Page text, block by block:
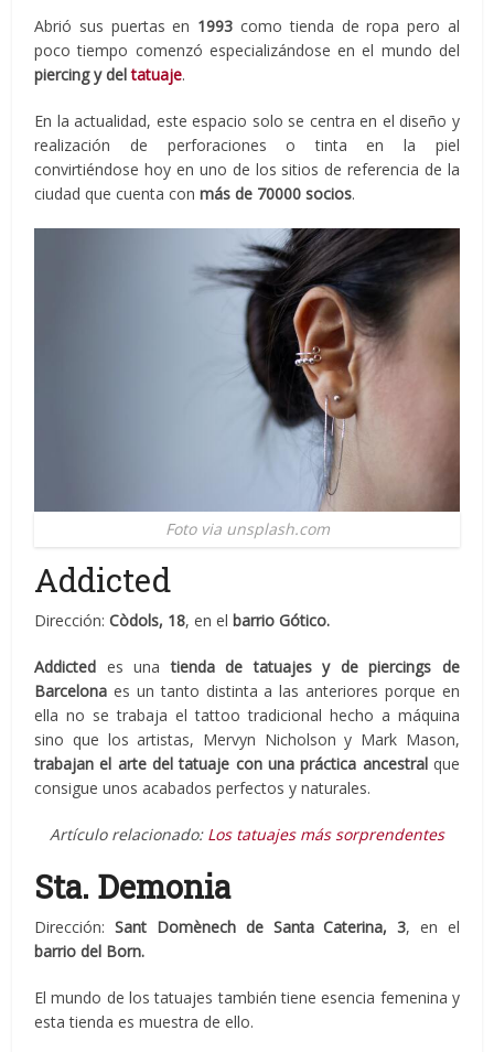
Abrió sus puertas en 1993 como tienda de ropa pero al
poco tiempo comenzó especializándose en el mundo del
piercing y deltatuaje.
En la actualidad, este espacio solo se centra en el diseño y
realización de perforaciones o tinta en la piel
convirtiéndose hoy en uno de los sitios de referencia de la
ciudad que cuenta conmás de 70000 socios.
Foto via unsplash.com
Addicted
Dirección:Còdols, 18, en el barrio Gótico.
Addicted es una tienda de tatuajes y de piercings de
Barcelona es un tanto distinta a las anteriores porque en
ella no se trabaja el tattoo tradicional hecho a máquina
sino que los artistas, Mervyn Nicholson y Mark Mason,
trabajan el arte del tatuaje con una práctica ancestralque
consigue unos acabados perfectos y naturales.
Artículo relacionado: Los tatuajes más sorprendentes
Sta. Demonia
Dirección:Sant Domènech de Santa Caterina, 3, en el
barrio del Born.
El mundo de los tatuajes también tiene esencia femenina y
esta tienda es muestra de ello.